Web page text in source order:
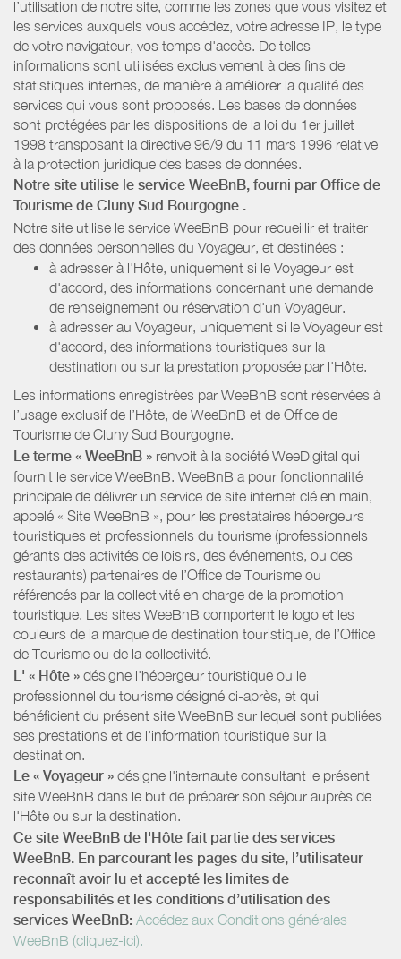
l’utilisation de notre site, comme les zones que vous visitez et
les services auxquels vous accédez, votre adresse IP, le type
de votre navigateur, vos temps d'accès. De telles
informations sont utilisées exclusivement à des fins de
statistiques internes, de manière à améliorer la qualité des
services qui vous sont proposés. Les bases de données
sont protégées par les dispositions de la loi du 1er juillet
1998 transposant la directive 96/9 du 11 mars 1996 relative
à la protection juridique des bases de données.
Notre site utilise le service WeeBnB, fourni par Office de
Tourisme de Cluny Sud Bourgogne .
Notre site utilise le service WeeBnB pour recueillir et traiter
des données personnelles du Voyageur, et destinées :
à adresser à l'Hôte, uniquement si le Voyageur est
d'accord, des informations concernant une demande
de renseignement ou réservation d'un Voyageur.
à adresser au Voyageur, uniquement si le Voyageur est
d'accord, des informations touristiques sur la
destination ou sur la prestation proposée par l'Hôte.
Les informations enregistrées par WeeBnB sont réservées à
l’usage exclusif de l’Hôte, de WeeBnB et de Office de
Tourisme de Cluny Sud Bourgogne.
Le terme « WeeBnB » renvoit à la société WeeDigital qui
fournit le service WeeBnB. WeeBnB a pour fonctionnalité
principale de délivrer un service de site internet clé en main,
appelé « Site WeeBnB », pour les prestataires hébergeurs
touristiques et professionnels du tourisme (professionnels
gérants des activités de loisirs, des événements, ou des
restaurants) partenaires de l’Office de Tourisme ou
référencés par la collectivité en charge de la promotion
touristique. Les sites WeeBnB comportent le logo et les
couleurs de la marque de destination touristique, de l’Office
de Tourisme ou de la collectivité.
L' « Hôte » désigne l'hébergeur touristique ou le
professionnel du tourisme désigné ci-après, et qui
bénéficient du présent site WeeBnB sur lequel sont publiées
ses prestations et de l'information touristique sur la
destination.
Le « Voyageur » désigne l'internaute consultant le présent
site WeeBnB dans le but de préparer son séjour auprès de
l'Hôte ou sur la destination.
Ce site WeeBnB de l'Hôte fait partie des services
WeeBnB. En parcourant les pages du site, l’utilisateur
reconnaît avoir lu et accepté les limites de
responsabilités et les conditions d’utilisation des
services WeeBnB: Accédez aux Conditions générales
WeeBnB (cliquez-ici).